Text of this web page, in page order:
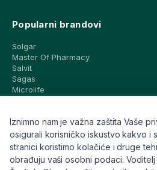
Popularni brandovi
Solgar
Master Of Pharmacy
Salvit
Sagas
Microlife
CeraVe
Eucerin
Avene
Bioderma
Svi brandovi
Iznimno nam je važna zaštita Vaše
osigurali korisničko iskustvo kakvo i
stranici koristimo kolačiće i druge
obrađuju vaši osobni podaci.